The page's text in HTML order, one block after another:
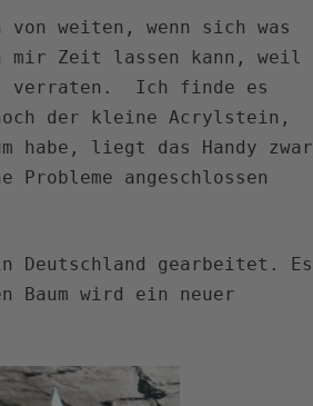
von weiten, wenn sich was
Zeit lassen kann, weil
verraten. Ich finde es
der kleine Acrylstein,
habe, liegt das Handy zwar
angeschlossen
Deutschland gearbeitet. Es
wird ein neuer